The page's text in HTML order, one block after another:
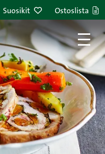
Suosikit Ostoslista